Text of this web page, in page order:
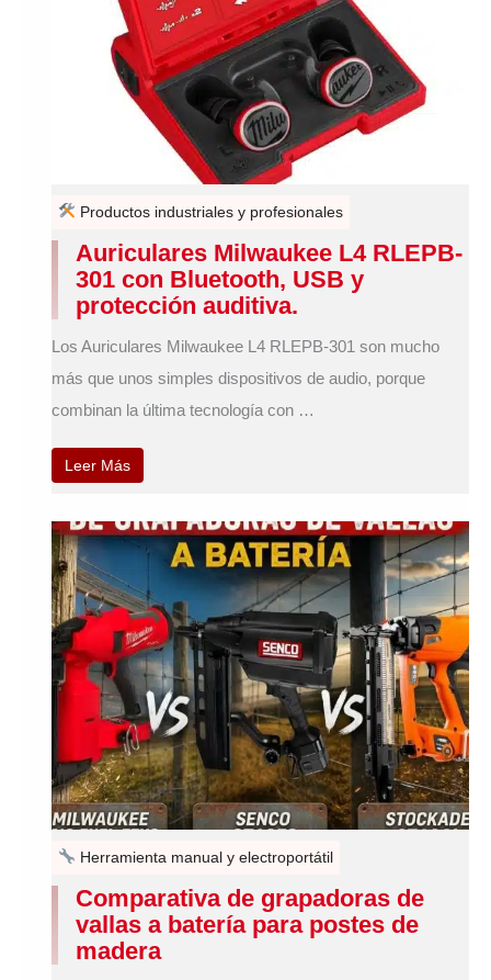
Productos industriales y profesionales
Auriculares Milwaukee L4 RLEPB-
301 con Bluetooth, USB y
protección auditiva.
Los Auriculares Milwaukee L4 RLEPB-301 son mucho
más que unos simples dispositivos de audio, porque
combinan la última tecnología con …
Leer Más
Herramienta manual y electroportátil
Comparativa de grapadoras de
vallas a batería para postes de
madera